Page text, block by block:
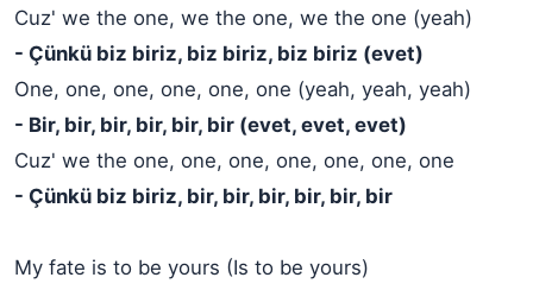
Cuz' we the one, we the one, we the one (yeah)
- Çünkü biz biriz, biz biriz, biz biriz (evet)
One, one, one, one, one, one (yeah, yeah, yeah)
- Bir, bir, bir, bir, bir, bir (evet, evet, evet)
Cuz' we the one, one, one, one, one, one, one
- Çünkü biz biriz, bir, bir, bir, bir, bir, bir
My fate is to be yours (Is to be yours)